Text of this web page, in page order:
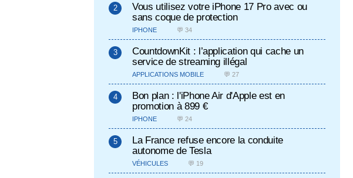
Vous utilisez votre iPhone 17 Pro avec ou
sans coque de protection
IPHONE 💬 34
CountdownKit : l’application qui cache un
service de streaming illégal
APPLICATIONS MOBILE 💬 27
Bon plan : l'iPhone Air d'Apple est en
promotion à 899 €
IPHONE 💬 24
La France refuse encore la conduite
autonome de Tesla
VÉHICULES 💬 19